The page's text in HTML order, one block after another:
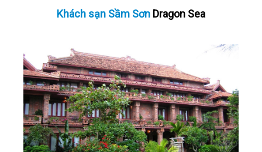
Khách sạn Sầm Sơn Dragon Sea